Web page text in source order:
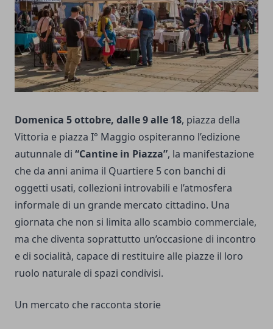
Domenica 5 ottobre, dalle 9 alle 18, piazza della
Vittoria e piazza I° Maggio ospiteranno l’edizione
autunnale di “Cantine in Piazza”, la manifestazione
che da anni anima il Quartiere 5 con banchi di
oggetti usati, collezioni introvabili e l’atmosfera
informale di un grande mercato cittadino. Una
giornata che non si limita allo scambio commerciale,
ma che diventa soprattutto un’occasione di incontro
e di socialità, capace di restituire alle piazze il loro
ruolo naturale di spazi condivisi.
Un mercato che racconta storie